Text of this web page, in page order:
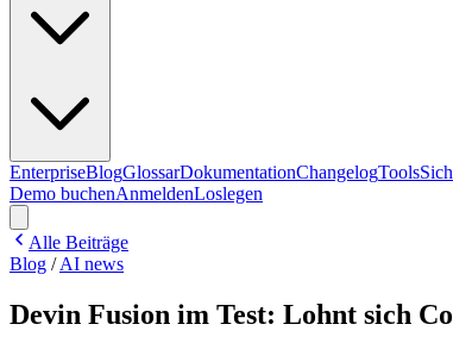
EnterpriseBlogGlossarDokumentationChangelogTools
Demo buchenAnmeldenLoslegen
Alle Beiträge
Blog /AI news
Devin Fusion im Test: Lohnt sich